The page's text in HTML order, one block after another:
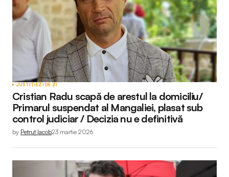
JUSTIȚIEZI DE ZI
Cristian Radu scapă de arestul la domiciliu/
Primarul suspendat al Mangaliei, plasat sub
control judiciar / Decizia nu e definitivă
by Petruț Iacob23 martie 2026